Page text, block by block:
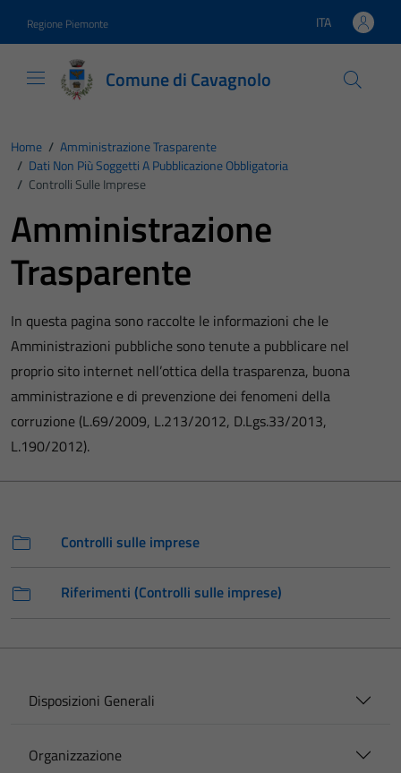
Regione Piemonte Lingua attiva:
ITA
Comune di Cavagnolo
Home / Amministrazione Trasparente
/ Dati Non Più Soggetti A Pubblicazione Obbligatoria
/ Controlli Sulle Imprese
Amministrazione
Trasparente
In questa pagina sono raccolte le informazioni che le
Amministrazioni pubbliche sono tenute a pubblicare nel
proprio sito internet nell’ottica della trasparenza, buona
amministrazione e di prevenzione dei fenomeni della
corruzione (L.69/2009, L.213/2012, D.Lgs.33/2013,
L.190/2012).
Controlli sulle imprese
Riferimenti (Controlli sulle imprese)
Disposizioni Generali
Organizzazione